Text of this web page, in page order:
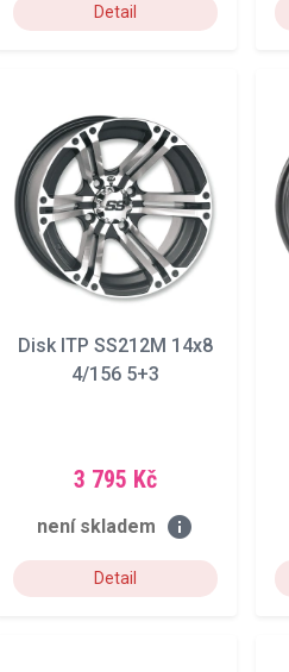
Detail
Disk ITP SS212M 14x8
4/156 5+3
3 795 Kč
není skladem info
Detail